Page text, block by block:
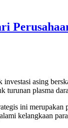
asing
turunan plasma
ini
kelangkaan